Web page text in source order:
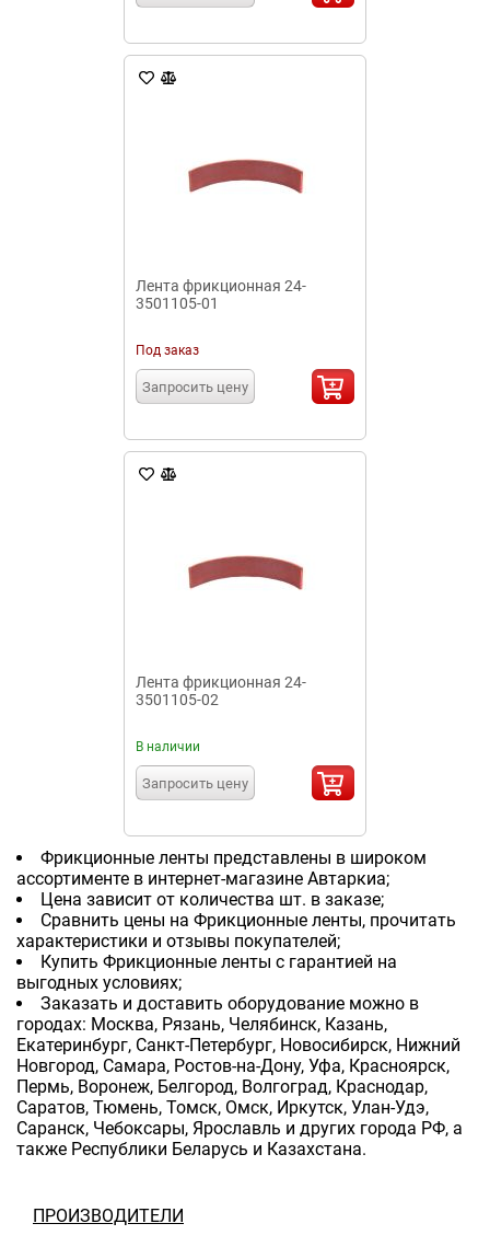
ПРОИЗВОДИТЕЛИ
Лента фрикционная 24-
3501105-01
Под заказ
Запросить цену
Лента фрикционная 24-
3501105-02
В наличии
Запросить цену
Фрикционные ленты представлены в широком
ассортименте в интернет-магазине Автаркиа;
Цена зависит от количества шт. в заказе;
Сравнить цены на Фрикционные ленты, прочитать
характеристики и отзывы покупателей;
Купить Фрикционные ленты с гарантией на
выгодных условиях;
Заказать и доставить оборудование можно в
городах: Москва, Рязань, Челябинск, Казань,
Екатеринбург, Санкт-Петербург, Новосибирск, Нижний
Новгород, Самара, Ростов-на-Дону, Уфа, Красноярск,
Пермь, Воронеж, Белгород, Волгоград, Краснодар,
Саратов, Тюмень, Томск, Омск, Иркутск, Улан-Удэ,
Саранск, Чебоксары, Ярославль и других города РФ, а
также Республики Беларусь и Казахстана.